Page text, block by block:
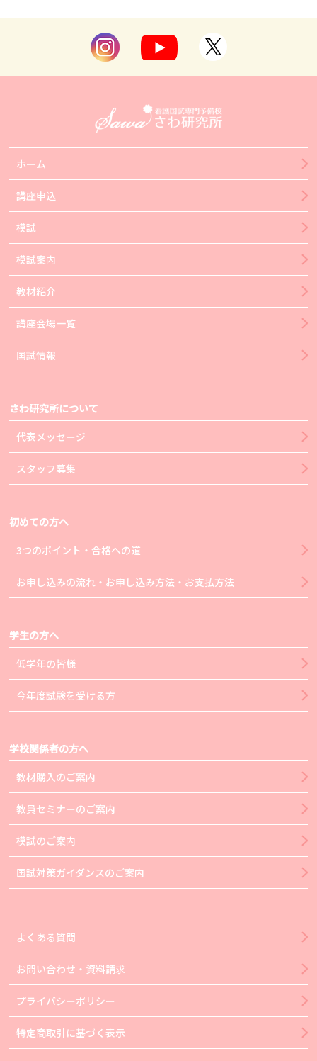
ホーム
講座申込
模試
模試案内
教材紹介
講座会場一覧
国試情報
さわ研究所について
代表メッセージ
スタッフ募集
初めての方へ
3つのポイント・合格への道
お申し込みの流れ・お申し込み方法・お支払方法
学生の方へ
低学年の皆様
今年度試験を受ける方
学校関係者の方へ
教材購入のご案内
教員セミナーのご案内
模試のご案内
国試対策ガイダンスのご案内
よくある質問
お問い合わせ・資料請求
プライバシーポリシー
特定商取引に基づく表示